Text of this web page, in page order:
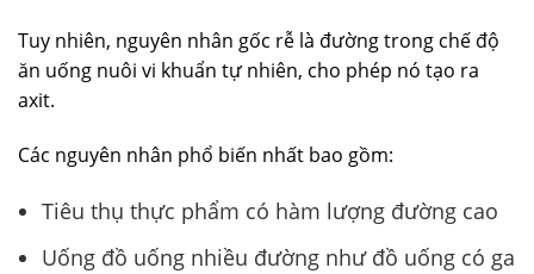
Tuy nhiên, nguyên nhân gốc rễ là đường trong chế độ
ăn uống nuôi vi khuẩn tự nhiên, cho phép nó tạo ra
axit.
Các nguyên nhân phổ biến nhất bao gồm:
Tiêu thụ thực phẩm có hàm lượng đường cao
Uống đồ uống nhiều đường như đồ uống có ga